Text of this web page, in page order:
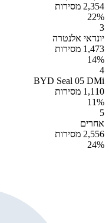
2,354 מסירות
22%
3
יונדאי אלנטרה
1,473 מסירות
14%
4
BYD Seal 05 DMi
1,110 מסירות
11%
5
אחרים
2,556 מסירות
24%